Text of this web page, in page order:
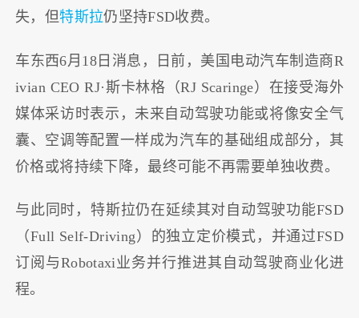
失，但特斯拉仍坚持FSD收费。
车东西6月18日消息，日前，美国电动汽车制造商R
ivian CEO RJ·斯卡林格（RJ Scaringe）在接受海外
媒体采访时表示，未来自动驾驶功能或将像安全气
囊、空调等配置一样成为汽车的基础组成部分，其
价格或将持续下降，最终可能不再需要单独收费。
与此同时，特斯拉仍在延续其对自动驾驶功能FSD
（Full Self-Driving）的独立定价模式，并通过FSD
订阅与Robotaxi业务并行推进其自动驾驶商业化进
程。